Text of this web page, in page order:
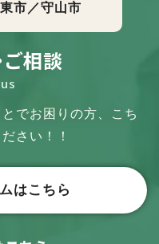
市／守山市
ご相談
でお困りの方、
こち
さい！！
はこちら